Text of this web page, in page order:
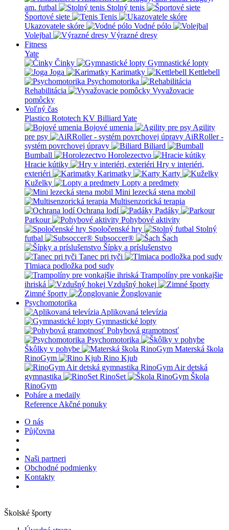
am. futbal
Stolný tenis
Športové siete
Tenis
Ukazovatele skóre
Vodné pólo
Volejbal
Výrazné dresy
Fitness
Yate
Činky
Gymnastické lopty
Joga
Karimatky
Kettlebell
Psychomotorika
Rehabilitácia
Vyvažovacie
pomôcky
Voľný čas
Plastico Rototech KV BilliardYate
Bojové umenia
Agility
pre psy
AiRRoller -
systém povrchovej úpravy
Biliard
Bumball
Horolezectvo
Hracie kútiky
Hry v interiéri,
exteriéri
Karimatky
Karty
Kuželky
Lopty a predmety
Mini lezecká stena mobil
Multisenzorická terapia
Ochrana lodí
Padáky
Parkour
Pohybové aktivity
Spoločenské hry
Stolný
futbal
Subsoccer®
Šach
Šípky a príslušenstvo
Tanec pri tyči
Tlmiaca podložka pod sudy
Trampolíny pre vonkajšie
ihriská
Vzdušný hokej
Zimné športy
Žonglovanie
Psychomotorika
Aplikovaná televízia
Gymnastické lopty
Pohybová gramotnosť
Psychomotorika
Škôlky v pohybe
Materská škola
RinoGym
Rino Kjub
RinoGym Air detská
gymnastika
RinoSet
Škola
RinoGym
Poháre a medaily
ReferenceAkčné ponuky
O nás
Půjčovna
Naši partneri
Obchodné podmienky
Kontakty
Školské športy